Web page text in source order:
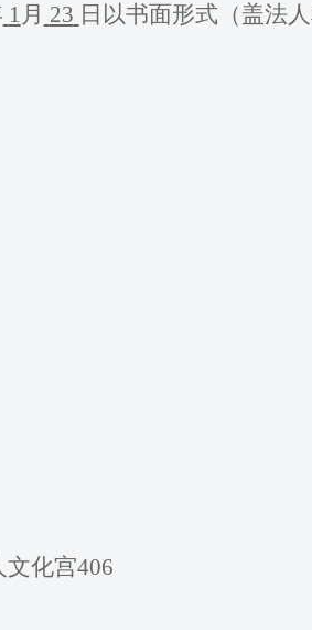
1 月 23 日以书面形式（盖法
文化宫406